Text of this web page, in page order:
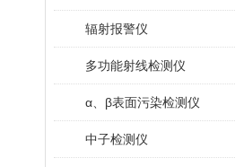
辐射报警仪
多功能射线检测仪
α、β表面污染检测仪
中子检测仪